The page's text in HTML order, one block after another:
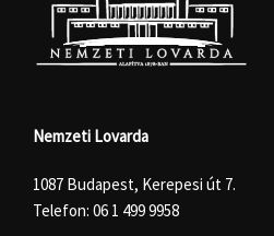
Nemzeti Lovarda
1087 Budapest, Kerepesi út 7.
Telefon: 06 1 499 9958